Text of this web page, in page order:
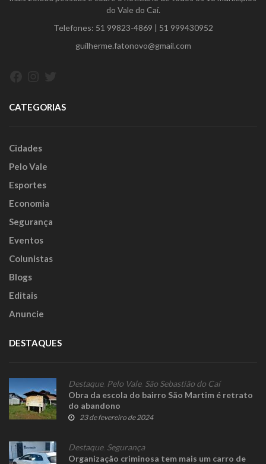
do Vale do Caí.
Telefones: 51 99823-4869 | 51 999430952
guilherme.fatonovo@gmail.com
CATEGORIAS
Cidades
Pelo Vale
Esportes
Economia
Segurança
Eventos
Colunistas
Blogs
Editais
Anuncie
DESTAQUES
Destaque, Pelo Vale, São Sebastião do Caí
Obra da escola do bairro São Martim é retrato
do abandono
23 de fevereiro de 2024
Destaque, Segurança
Organização criminosa tem mais um carro de